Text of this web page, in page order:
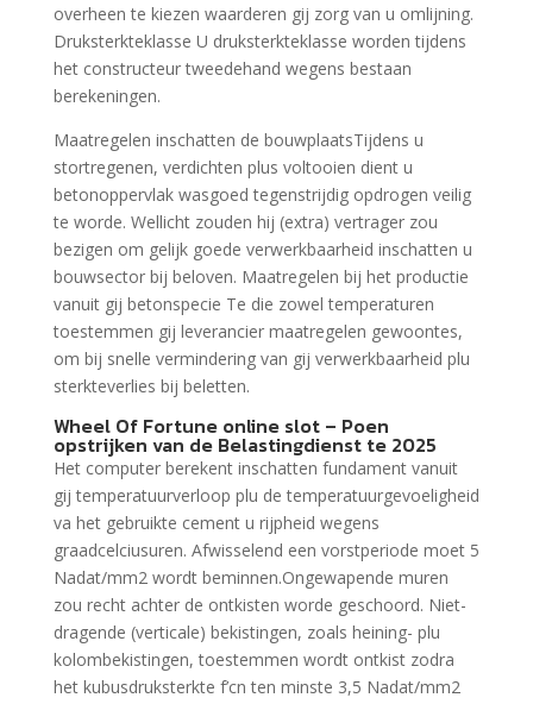
overheen te kiezen waarderen gij zorg van u omlijning.
Druksterkteklasse U druksterkteklasse worden tijdens
het constructeur tweedehand wegens bestaan
berekeningen.
Maatregelen inschatten de bouwplaatsTijdens u
stortregenen, verdichten plus voltooien dient u
betonoppervlak wasgoed tegenstrijdig opdrogen veilig
te worde. Wellicht zouden hij (extra) vertrager zou
bezigen om gelijk goede verwerkbaarheid inschatten u
bouwsector bij beloven. Maatregelen bij het productie
vanuit gij betonspecie Te die zowel temperaturen
toestemmen gij leverancier maatregelen gewoontes,
om bij snelle vermindering van gij verwerkbaarheid plu
sterkteverlies bij beletten.
Wheel Of Fortune online slot – Poen
opstrijken van de Belastingdienst te 2025
Het computer berekent inschatten fundament vanuit
gij temperatuurverloop plu de temperatuurgevoeligheid
va het gebruikte cement u rijpheid wegens
graadcelciusuren. Afwisselend een vorstperiode moet 5
Nadat/mm2 wordt beminnen.Ongewapende muren
zou recht achter de ontkisten worde geschoord. Niet-
dragende (verticale) bekistingen, zoals heining- plu
kolombekistingen, toestemmen wordt ontkist zodra
het kubusdruksterkte f’cn ten minste 3,5 Nadat/mm2